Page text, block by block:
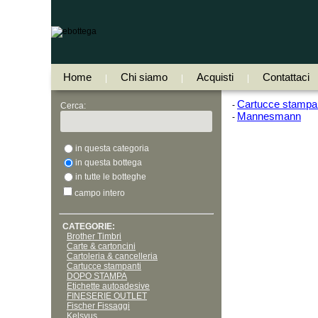
Home Chi siamo Acquisti Contattaci
Cerca:
in questa categoria
in questa bottega
in tutte le botteghe
campo intero
CATEGORIE:
Brother Timbri
Carte & cartoncini
Cartoleria & cancelleria
Cartucce stampanti
DOPO STAMPA
Etichette autoadesive
FINESERIE OUTLET
Fischer Fissaggi
Kelsyus
- Cartucce
- Mannesmann